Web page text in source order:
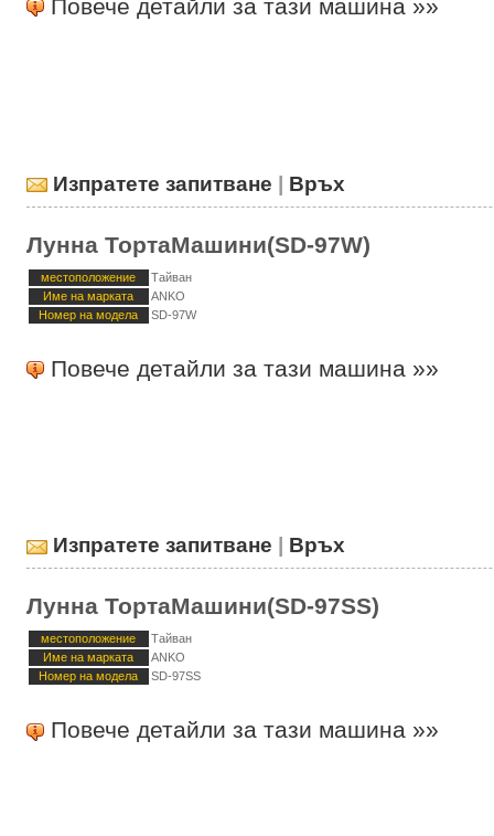
Повече детайли за тази машина »»
Изпратете запитване | Връх
Лунна ТортаМашини(SD-97W)
местоположение
Тайван
Име на марката
ANKO
Номер на модела
SD-97W
Повече детайли за тази машина »»
Изпратете запитване | Връх
Лунна ТортаМашини(SD-97SS)
местоположение
Тайван
Име на марката
ANKO
Номер на модела
SD-97SS
Повече детайли за тази машина »»